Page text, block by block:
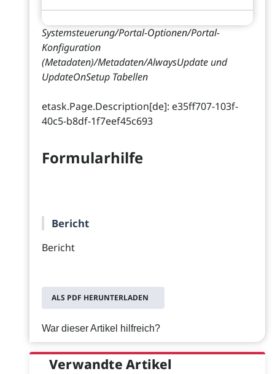
Systemsteuerung/Portal-Optionen/Portal-
Konfiguration
(Metadaten)/Metadaten/AlwaysUpdate und
UpdateOnSetup Tabellen
etask.Page.Description[de]: e35ff707-103f-
40c5-b8df-1f7eef45c693
Formularhilfe
Bericht
Bericht
ALS PDF HERUNTERLADEN
War dieser Artikel hilfreich?
Verwandte Artikel